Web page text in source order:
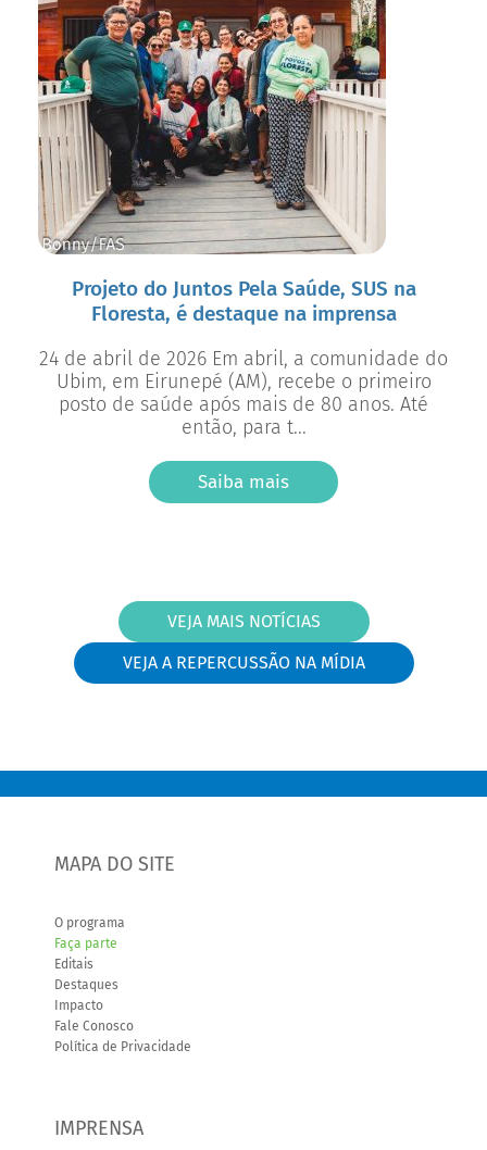
Projeto do Juntos Pela Saúde, SUS na
Floresta, é destaque na imprensa
24 de abril de 2026 Em abril, a comunidade do
Ubim, em Eirunepé (AM), recebe o primeiro
posto de saúde após mais de 80 anos. Até
então, para t...
Saiba mais
VEJA MAIS NOTÍCIAS
VEJA A REPERCUSSÃO NA MÍDIA
MAPA DO SITE
O programa
Faça parte
Editais
Destaques
Impacto
Fale Conosco
Política de Privacidade
IMPRENSA